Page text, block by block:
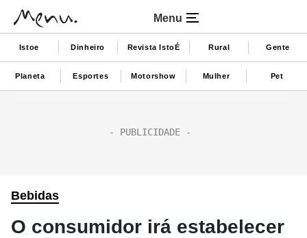
Menu
Istoe Dinheiro Revista IstoÉ Rural Gente
Planeta Esportes Motorshow Mulher Pet
Bebidas
O consumidor irá estabelecer